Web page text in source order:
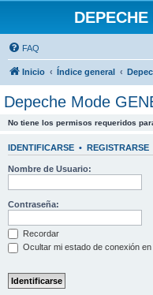
FAQ
Inicio Índice general
Depeche Mode
No tiene los permisos requeridos
IDENTIFICARSE • REGISTRARSE
Nombre de Usuario:
Contraseña:
Recordar
Ocultar mi estado de conexión